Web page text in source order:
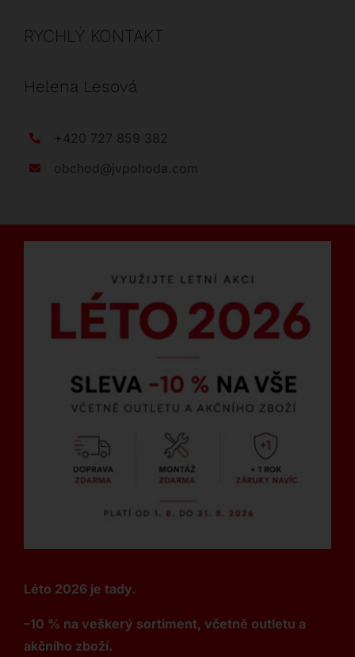
RYCHLÝ KONTAKT
Helena Lesová
+420 727 859 382
obchod@jvpohoda.com
Léto 2026 je tady.
–10 % na veškerý sortiment, včetně outletu a
akčního zboží.